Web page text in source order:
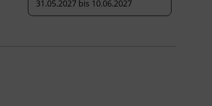
31.05.2027 bis 10.06.2027